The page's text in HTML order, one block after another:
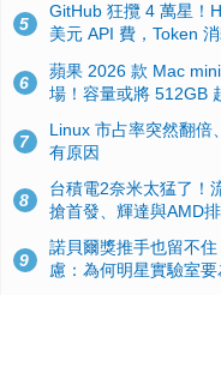
5
GitHub 狂攬 4 萬星！
美元 API 費，Token
6
蘋果 2026 款 Mac
場！容量或將 512GB
7
Linux 市占率突然翻倍
有原因
8
台積電2奈米太猛了！
搶首發、輝達與AMD
9
諾貝爾獎推手也留不
慮：為何明星實驗室